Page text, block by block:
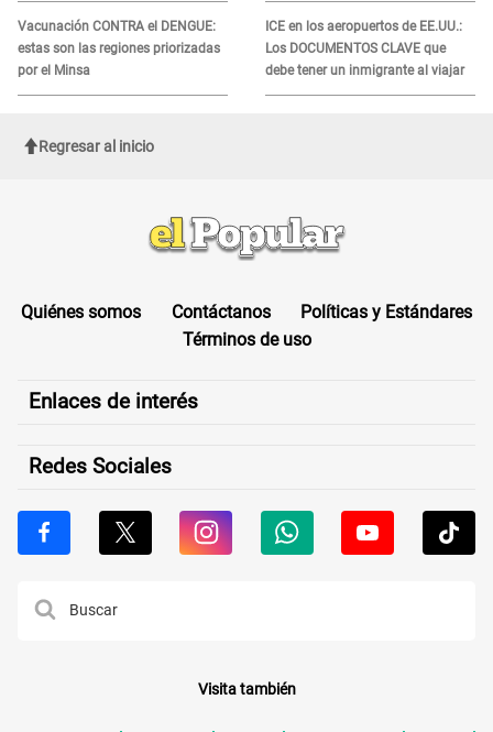
Vacunación CONTRA el DENGUE:
estas son las regiones priorizadas
por el Minsa
ICE en los aeropuertos de EE.UU.:
Los DOCUMENTOS CLAVE que
debe tener un inmigrante al viajar
Regresar al inicio
Quiénes somos Contáctanos
Políticas y Estándares
Términos de uso
Enlaces de interés
Redes Sociales
Visita también